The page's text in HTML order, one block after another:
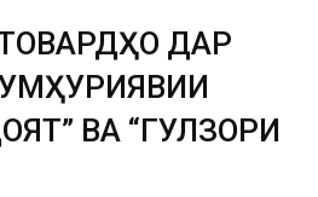
ДАР
ВА “ГУЛЗОРИ